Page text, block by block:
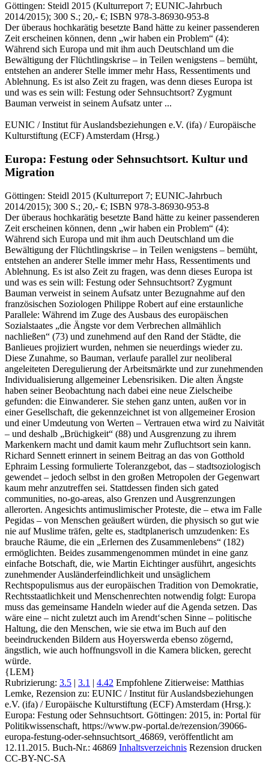
Göttingen: Steidl 2015 (Kulturreport 7; EUNIC-Jahrbuch
2014/2015); 300 S.; 20,- €; ISBN 978-3-86930-953-8
Der überaus hochkarätig besetzte Band hätte zu keiner passenderen
Zeit erscheinen können, denn „wir haben ein Problem“ (4):
Während sich Europa und mit ihm auch Deutschland um die
Bewältigung der Flüchtlingskrise – in Teilen wenigstens – bemüht,
entstehen an anderer Stelle immer mehr Hass, Ressentiments und
Ablehnung. Es ist also Zeit zu fragen, was denn dieses Europa ist
und was es sein will: Festung oder Sehnsuchtsort? Zygmunt
Bauman verweist in seinem Aufsatz unter ...
EUNIC / Institut für Auslandsbeziehungen e.V. (ifa) / Europäische
Kulturstiftung (ECF) Amsterdam (Hrsg.)
Europa: Festung oder Sehnsuchtsort. Kultur und
Migration
Göttingen: Steidl 2015 (Kulturreport 7; EUNIC-Jahrbuch
2014/2015); 300 S.; 20,- €; ISBN 978-3-86930-953-8
Der überaus hochkarätig besetzte Band hätte zu keiner passenderen
Zeit erscheinen können, denn „wir haben ein Problem“ (4):
Während sich Europa und mit ihm auch Deutschland um die
Bewältigung der Flüchtlingskrise – in Teilen wenigstens – bemüht,
entstehen an anderer Stelle immer mehr Hass, Ressentiments und
Ablehnung. Es ist also Zeit zu fragen, was denn dieses Europa ist
und was es sein will: Festung oder Sehnsuchtsort? Zygmunt
Bauman verweist in seinem Aufsatz unter Bezugnahme auf den
französischen Soziologen Philippe Robert auf eine erstaunliche
Parallele: Während im Zuge des Ausbaus des europäischen
Sozialstaates „die Ängste vor dem Verbrechen allmählich
nachließen“ (73) und zunehmend auf den Rand der Städte, die
Banlieues projiziert wurden, nehmen sie neuerdings wieder zu.
Diese Zunahme, so Bauman, verlaufe parallel zur neoliberal
angeleiteten Deregulierung der Arbeitsmärkte und zur zunehmenden
Individualisierung allgemeiner Lebensrisiken. Die alten Ängste
haben seiner Beobachtung nach dabei eine neue Zielscheibe
gefunden: die Einwanderer. Sie stehen ganz unten, außen vor in
einer Gesellschaft, die gekennzeichnet ist von allgemeiner Erosion
und einer Umdeutung von Werten – Vertrauen etwa wird zu Naivität
– und deshalb „Brüchigkeit“ (88) und Ausgrenzung zu ihrem
Markenkern macht und damit kaum mehr Zufluchtsort sein kann.
Richard Sennett erinnert in seinem Beitrag an das von Gotthold
Ephraim Lessing formulierte Toleranzgebot, das – stadtsoziologisch
gewendet – jedoch selbst in den großen Metropolen der Gegenwart
kaum mehr anzutreffen sei. Stattdessen finden sich gated
communities, no‑go‑areas, also Grenzen und Ausgrenzungen
allerorten. Angesichts antimuslimischer Proteste, die – etwa im Falle
Pegidas – von Menschen geäußert würden, die physisch so gut wie
nie auf Muslime träfen, gelte es, stadtplanerisch umzudenken: Es
brauche Räume, die ein „Erlernen des Zusammenlebens“ (182)
ermöglichten. Beides zusammengenommen mündet in eine ganz
einfache Botschaft, die, wie Martin Eichtinger ausführt, angesichts
zunehmender Ausländerfeindlichkeit und unsäglichem
Rechtspopulismus aus der europäischen Tradition von Demokratie,
Rechtsstaatlichkeit und Menschenrechten notwendig folgt: Europa
muss das gemeinsame Handeln wieder auf die Agenda setzen. Das
wäre eine – nicht zuletzt auch im Arendt‘schen Sinne – politische
Haltung, die den Menschen, wie sie etwa im Buch auf den
beeindruckenden Bildern aus Hoyerswerda ebenso zögernd,
ängstlich, wie auch hoffnungsvoll in die Kamera blicken, gerecht
würde.
{LEM}
Rubrizierung: 3.5 | 3.1 | 4.42 Empfohlene Zitierweise: Matthias
Lemke, Rezension zu: EUNIC / Institut für Auslandsbeziehungen
e.V. (ifa) / Europäische Kulturstiftung (ECF) Amsterdam (Hrsg.):
Europa: Festung oder Sehnsuchtsort. Göttingen: 2015, in: Portal für
Politikwissenschaft, https://www.pw-portal.de/rezension/39066-
europa-festung-oder-sehnsuchtsort_46869, veröffentlicht am
12.11.2015. Buch-Nr.: 46869 Inhaltsverzeichnis Rezension drucken
CC-BY-NC-SA